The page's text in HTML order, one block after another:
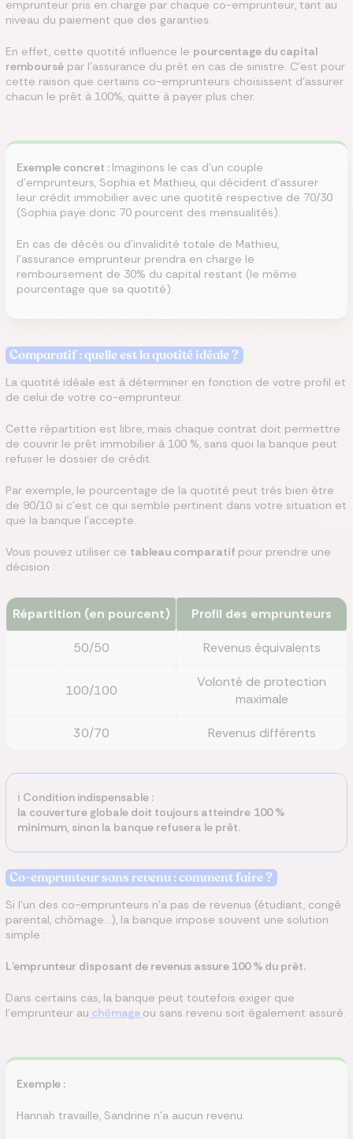
emprunteur pris en charge par chaque co-emprunteur, tant au
niveau du paiement que des garanties.
En effet, cette quotité influence le pourcentage du capital
remboursé par l'assurance du prêt en cas de sinistre. C'est pour
cette raison que certains co-emprunteurs choisissent d'assurer
chacun le prêt à 100%, quitte à payer plus cher.
Exemple concret : Imaginons le cas d'un couple
d'emprunteurs, Sophia et Mathieu, qui décident d'assurer
leur crédit immobilier avec une quotité respective de 70/30
(Sophia paye donc 70 pourcent des mensualités).
En cas de décès ou d'invalidité totale de Mathieu,
l'assurance emprunteur prendra en charge le
remboursement de 30% du capital restant (le même
pourcentage que sa quotité).
Comparatif : quelle est la quotité idéale ?
La quotité idéale est à déterminer en fonction de votre profil et
de celui de votre co-emprunteur.
Cette répartition est libre, mais chaque contrat doit permettre
de couvrir le prêt immobilier à 100 %, sans quoi la banque peut
refuser le dossier de crédit.
Par exemple, le pourcentage de la quotité peut très bien être
de 90/10 si c'est ce qui semble pertinent dans votre situation et
que la banque l'accepte.
Vous pouvez utiliser ce tableau comparatif pour prendre une
décision :
Répartition (en pourcent) Profil des emprunteurs
50/50 Revenus équivalents
100/100
Volonté de protection
maximale
30/70 Revenus différents
ℹ️ Condition indispensable :
la couverture globale doit toujours atteindre 100 %
minimum, sinon la banque refusera le prêt.
Co-emprunteur sans revenu : comment faire ?
Si l’un des co-emprunteurs n’a pas de revenus (étudiant, congé
parental, chômage…), la banque impose souvent une solution
simple :
L’emprunteur disposant de revenus assure 100 % du prêt.
Dans certains cas, la banque peut toutefois exiger que
l'emprunteur au chômage ou sans revenu soit également assuré.
Exemple :
Hannah travaille, Sandrine n’a aucun revenu.